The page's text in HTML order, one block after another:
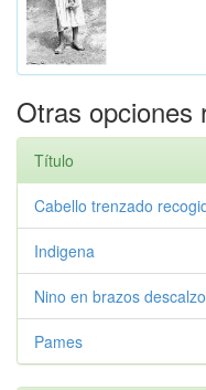
Otras opciones
Título
Cabello trenzado
Indigena
Nino en brazos descalzo
Pames